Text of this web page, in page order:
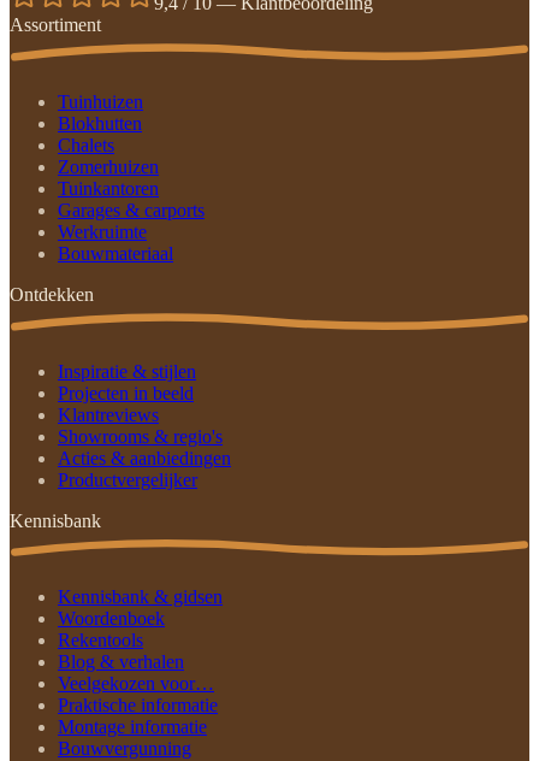
Assortiment
Tuinhuizen
Blokhutten
Chalets
Zomerhuizen
Tuinkantoren
Garages & carports
Werkruimte
Bouwmateriaal
Ontdekken
Inspiratie & stijlen
Projecten in beeld
Klantreviews
Showrooms & regio's
Acties & aanbiedingen
Productvergelijker
Kennisbank
Kennisbank & gidsen
Woordenboek
Rekentools
Blog & verhalen
Veelgekozen voor…
Praktische informatie
Montage informatie
Bouwvergunning